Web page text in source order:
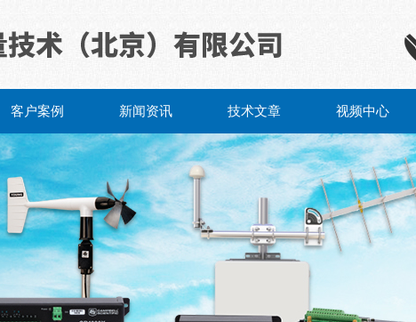
客户案例 新闻资讯 技术文章 视频中心